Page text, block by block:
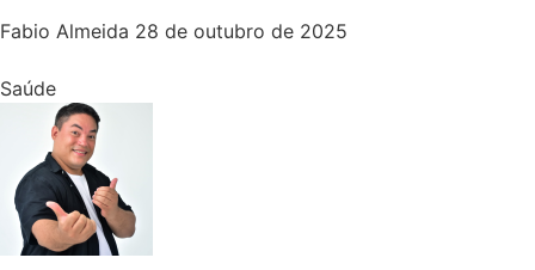
Fabio Almeida 28 de outubro de 2025
Saúde